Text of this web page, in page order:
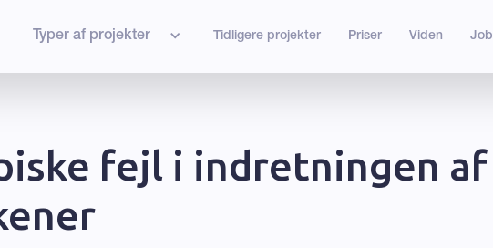
Typer af projekter Tidligere projekter Priser Viden Job
fejl i indretningen af